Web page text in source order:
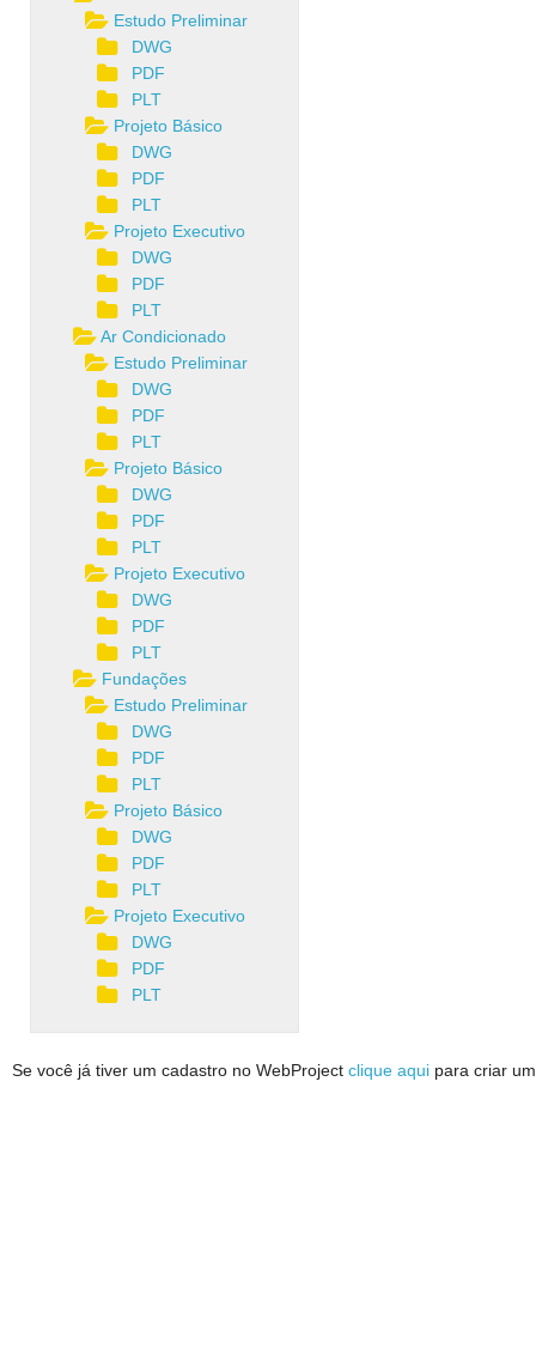
Estudo Preliminar
DWG
PDF
PLT
Projeto Básico
DWG
PDF
PLT
Projeto Executivo
DWG
PDF
PLT
Ar Condicionado
Estudo Preliminar
DWG
PDF
PLT
Projeto Básico
DWG
PDF
PLT
Projeto Executivo
DWG
PDF
PLT
Fundações
Estudo Preliminar
DWG
PDF
PLT
Projeto Básico
DWG
PDF
PLT
Projeto Executivo
DWG
PDF
PLT
Se você já tiver um cadastro no WebProject clique aqui para criar